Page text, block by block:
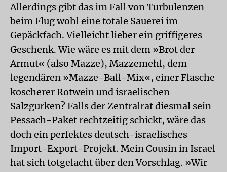
Allerdings gibt das im Fall von Turbulenzen
beim Flug wohl eine totale Sauerei im
Gepäckfach. Vielleicht lieber ein griffigeres
Geschenk. Wie wäre es mit dem »Brot der
Armut« (also Mazze), Mazzemehl, dem
legendären »Mazze-Ball-Mix«, einer Flasche
koscherer Rotwein und israelischen
Salzgurken? Falls der Zentralrat diesmal sein
Pessach-Paket rechtzeitig schickt, wäre das
doch ein perfektes deutsch-israelisches
Import-Export-Projekt. Mein Cousin in Israel
hat sich totgelacht über den Vorschlag. »Wir